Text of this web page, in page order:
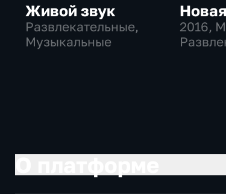
Живой звук
Развлекательные,
Музыкальные
2016,